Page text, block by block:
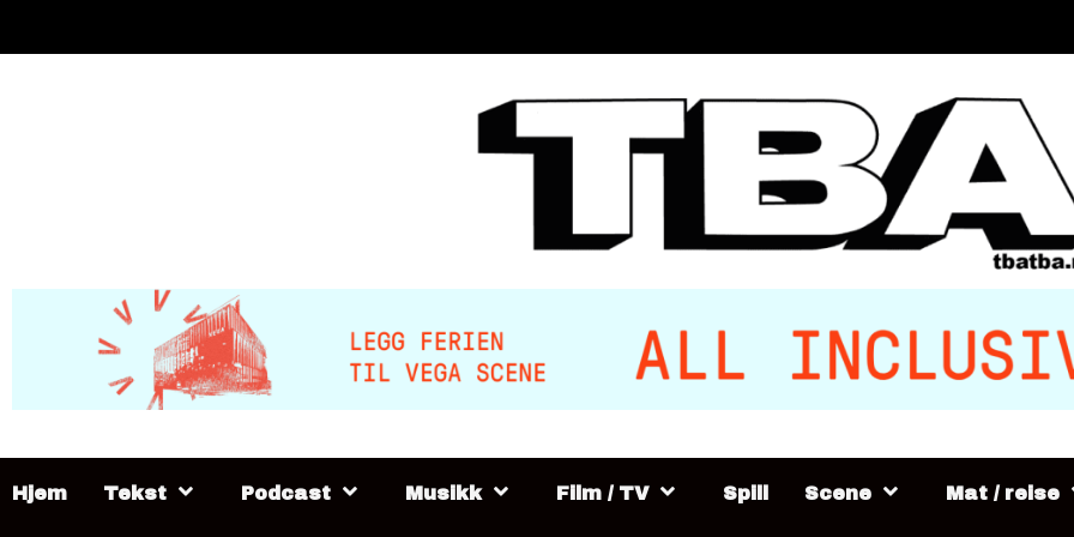
to
Hjem Tekst Podcast Musikk Film / TV Spill Scene Mat / reise